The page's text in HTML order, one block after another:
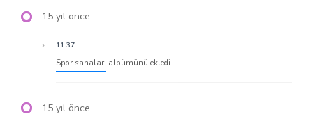
15 yıl önce
11:37
Spor sahaları albümünü ekledi.
15 yıl önce